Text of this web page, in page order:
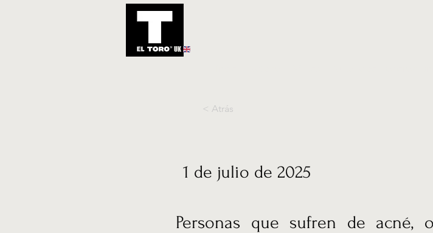
UK
< Atrás
1 de julio de 2025
Personas que sufren de acné,